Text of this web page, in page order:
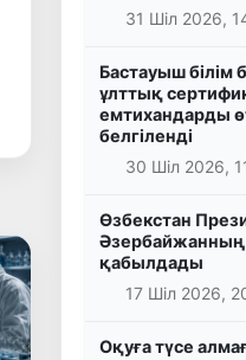
31 Шіл 2026,
Бастауыш білім
ұлттық
емтихандарды
белгіленді
30 Шіл 2026,
Өзбекстан
Әзербайжанның
қабылдады
17 Шіл 2026,
Оқуға түсе